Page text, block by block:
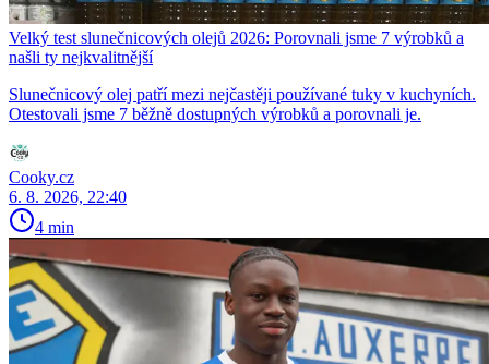
Velký test slunečnicových olejů 2026: Porovnali jsme 7 výrobků a
našli ty nejkvalitnější
Slunečnicový olej patří mezi nejčastěji používané tuky v kuchyních.
Otestovali jsme 7 běžně dostupných výrobků a porovnali je.
Cooky.cz
6. 8. 2026, 22:40
4 min